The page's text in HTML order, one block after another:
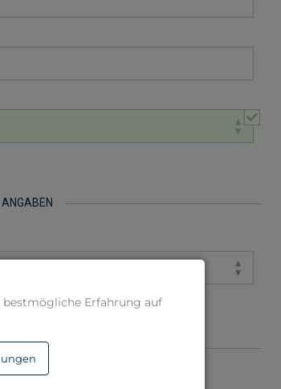
ANGABEN
UND AUSGABEN
Erfahrung auf